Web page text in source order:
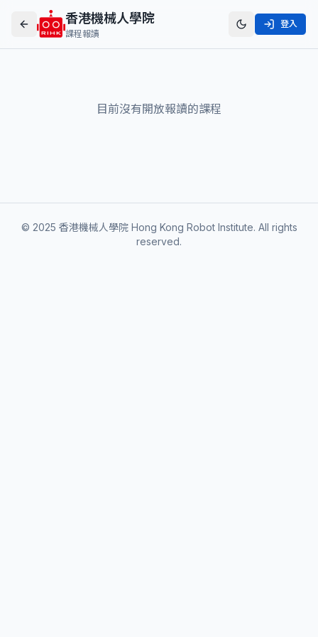
香港機械人學院
課程報讀
登入
目前沒有開放報讀的課程
© 2025 香港機械人學院 Hong Kong Robot Institute. All rights
reserved.